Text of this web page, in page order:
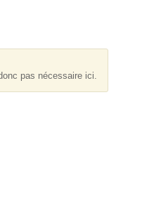
pas nécessaire ici.